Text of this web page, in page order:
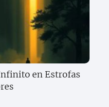
en Estrofas